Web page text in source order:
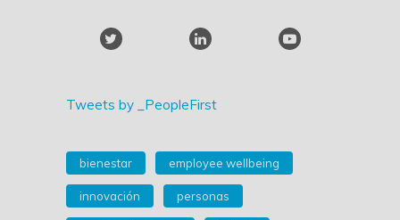
Tweets by _PeopleFirst
bienestar employee wellbeing
innovación personas